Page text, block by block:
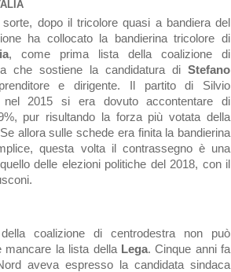
sorte, dopo il tricolore quasi a bandiera del
ha collocato la bandierina tricolore di
, come prima lista della coalizione di
che sostiene la candidatura di Stefano
e dirigente. Il partito di Silvio
nel 2015 si era dovuto accontentare di
pur risultando la forza più votata della
allora sulle schede era finita la bandierina
questa volta il contrassegno è una
delle elezioni politiche del 2018, con il
coalizione di centrodestra non può
mancare la lista della Lega. Cinque anni fa
aveva espresso la candidata sindaca